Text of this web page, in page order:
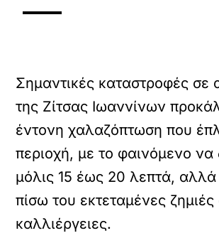
Σημαντικές καταστροφές σε
της Ζίτσας Ιωαννίνων
έντονη χαλαζόπτωση που
περιοχή, με το φαινόμενο να
μόλις 15 έως 20 λεπτά,
πίσω του εκτεταμένες ζημιές
καλλιέργειες.